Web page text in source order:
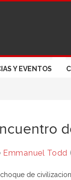
Y EVENTOS
Emmanuel Todd
de